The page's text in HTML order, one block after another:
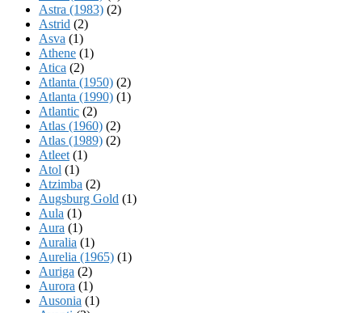
Astra (1983) (2)
Astrid (2)
Asva (1)
Athene (1)
Atica (2)
Atlanta (1950) (2)
Atlanta (1990) (1)
Atlantic (2)
Atlas (1960) (2)
Atlas (1989) (2)
Atleet (1)
Atol (1)
Atzimba (2)
Augsburg Gold (1)
Aula (1)
Aura (1)
Auralia (1)
Aurelia (1965) (1)
Auriga (2)
Aurora (1)
Ausonia (1)